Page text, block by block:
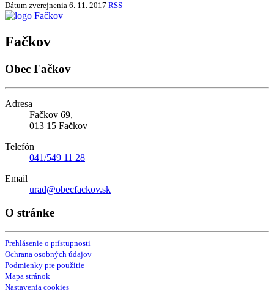
Dátum zverejnenia 6. 11. 2017 RSS
Fačkov
Obec Fačkov
Adresa
Fačkov 69,
013 15 Fačkov
Telefón
041/549 11 28
Email
urad@obecfackov.sk
O stránke
Prehlásenie o prístupnosti
Ochrana osobných údajov
Podmienky pre použitie
Mapa stránok
Nastavenia cookies